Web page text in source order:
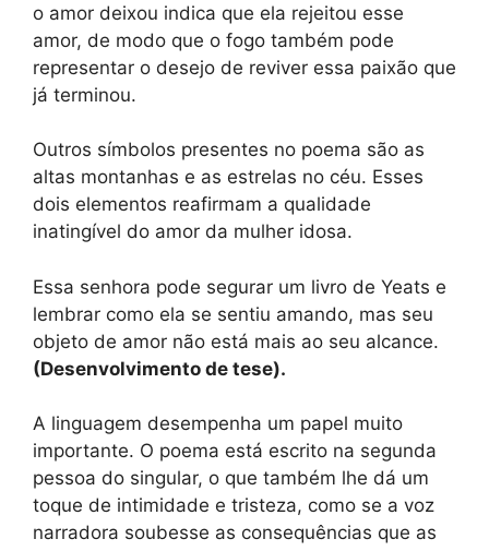
o amor deixou indica que ela rejeitou esse
amor, de modo que o fogo também pode
representar o desejo de reviver essa paixão que
já terminou.
Outros símbolos presentes no poema são as
altas montanhas e as estrelas no céu. Esses
dois elementos reafirmam a qualidade
inatingível do amor da mulher idosa.
Essa senhora pode segurar um livro de Yeats e
lembrar como ela se sentiu amando, mas seu
objeto de amor não está mais ao seu alcance.
(Desenvolvimento de tese).
A linguagem desempenha um papel muito
importante. O poema está escrito na segunda
pessoa do singular, o que também lhe dá um
toque de intimidade e tristeza, como se a voz
narradora soubesse as consequências que as